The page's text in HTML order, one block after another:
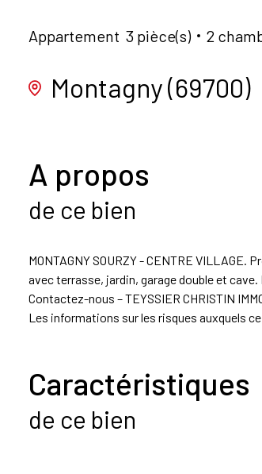
Appartement 3 pièce(s) 2
Montagny (69700)
A propos
de ce bien
MONTAGNY SOURZY - CENTRE
avec terrasse, jardin, garage double et
Contactez-nous – TEYSSIER CHRISTIN
Les informations sur les risques auxquels
Caractéristiques
de ce bien